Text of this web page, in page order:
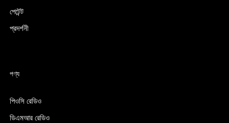
পেটেন্ট
প্রদর্শনী
পণ্য
পিওসি রেডিও
ডিএমআর রেডিও